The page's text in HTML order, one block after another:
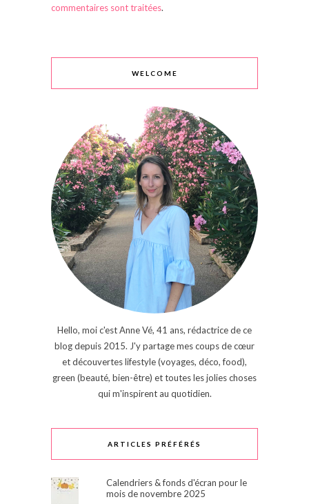
commentaires sont traitées.
WELCOME
Hello, moi c'est Anne Vé, 41 ans, rédactrice de ce
blog depuis 2015. J'y partage mes coups de cœur
et découvertes lifestyle (voyages, déco, food),
green (beauté, bien-être) et toutes les jolies choses
qui m'inspirent au quotidien.
ARTICLES PRÉFÉRÉS
Calendriers & fonds d'écran pour le
mois de novembre 2025